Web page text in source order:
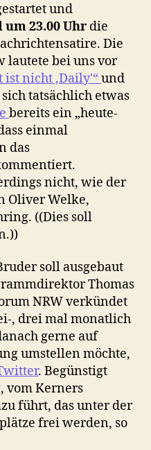
und
23.00 Uhr die
Die
lautete bei uns vor
nicht ‚Daily'“und
tatsächlich etwas
bereits ein „heute-
einmal
das
nicht, wie der
Oliver Welke,
((Dies soll
soll ausgebaut
Thomas
NRW verkündet
, drei mal monatlich
gerne auf
umstellen möchte,
. Begünstigt
vom Kerners
führt, das unter der
frei werden, so